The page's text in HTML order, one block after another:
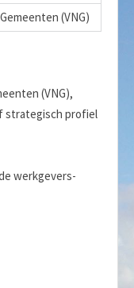
(VNG)
(VNG),
strategisch profiel
werkgevers-